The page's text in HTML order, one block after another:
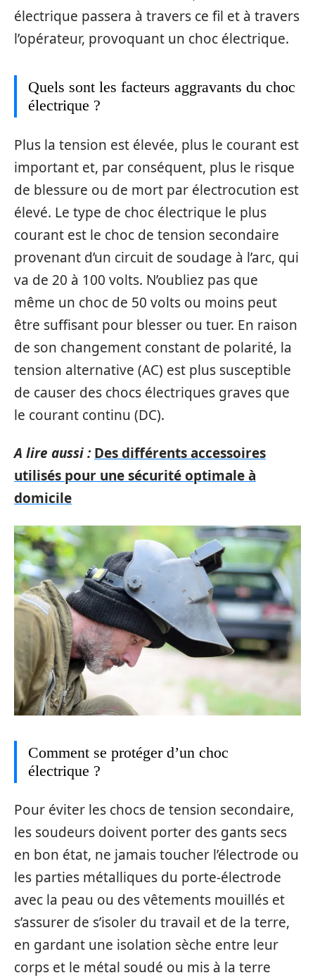
électrique passera à travers ce fil et à travers
l’opérateur, provoquant un choc électrique.
Quels sont les facteurs aggravants du choc
électrique ?
Plus la tension est élevée, plus le courant est
important et, par conséquent, plus le risque
de blessure ou de mort par électrocution est
élevé. Le type de choc électrique le plus
courant est le choc de tension secondaire
provenant d’un circuit de soudage à l’arc, qui
va de 20 à 100 volts. N’oubliez pas que
même un choc de 50 volts ou moins peut
être suffisant pour blesser ou tuer. En raison
de son changement constant de polarité, la
tension alternative (AC) est plus susceptible
de causer des chocs électriques graves que
le courant continu (DC).
A lire aussi : Des différents accessoires
utilisés pour une sécurité optimale à
domicile
Comment se protéger d’un choc
électrique ?
Pour éviter les chocs de tension secondaire,
les soudeurs doivent porter des gants secs
en bon état, ne jamais toucher l’électrode ou
les parties métalliques du porte-électrode
avec la peau ou des vêtements mouillés et
s’assurer de s’isoler du travail et de la terre,
en gardant une isolation sèche entre leur
corps et le métal soudé ou mis à la terre